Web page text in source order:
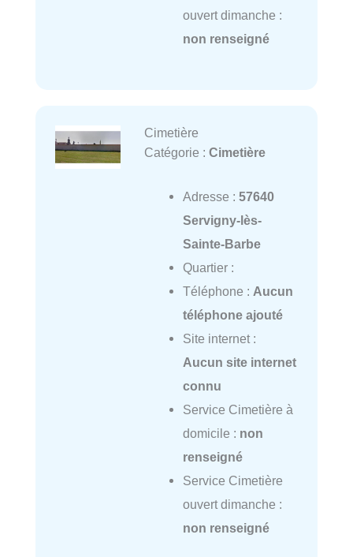
ouvert dimanche :
non renseigné
Cimetière
Catégorie : Cimetière
Adresse : 57640
Servigny-lès-
Sainte-Barbe
Quartier :
Téléphone : Aucun
téléphone ajouté
Site internet :
Aucun site internet
connu
Service Cimetière à
domicile : non
renseigné
Service Cimetière
ouvert dimanche :
non renseigné